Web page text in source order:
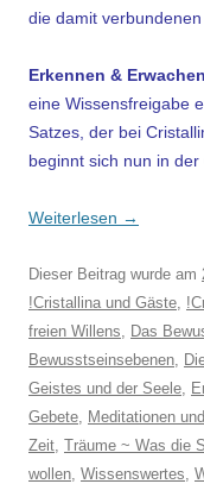
die damit
Erkennen &
eine Wissensfreigabe
Satzes, der bei
beginnt sich nun in
Weiterlesen →
Dieser Beitrag wurde am
!Cristallina und Gäste,
freien Willens, Das
Bewusstseinsebenen,
Geistes und der Seele,
Gebete, Meditationen
Zeit, Träume ~ Was die
wollen, Wissenswertes,